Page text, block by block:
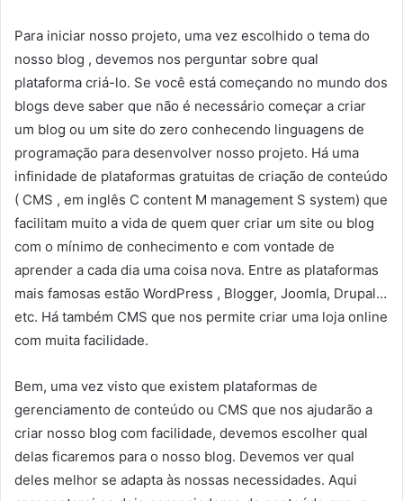
Para iniciar nosso projeto, uma vez escolhido o tema do
nosso blog , devemos nos perguntar sobre qual
plataforma criá-lo. Se você está começando no mundo dos
blogs deve saber que não é necessário começar a criar
um blog ou um site do zero conhecendo linguagens de
programação para desenvolver nosso projeto. Há uma
infinidade de plataformas gratuitas de criação de conteúdo
( CMS , em inglês C content M management S system) que
facilitam muito a vida de quem quer criar um site ou blog
com o mínimo de conhecimento e com vontade de
aprender a cada dia uma coisa nova. Entre as plataformas
mais famosas estão WordPress , Blogger, Joomla, Drupal…
etc. Há também CMS que nos permite criar uma loja online
com muita facilidade.
Bem, uma vez visto que existem plataformas de
gerenciamento de conteúdo ou CMS que nos ajudarão a
criar nosso blog com facilidade, devemos escolher qual
delas ficaremos para o nosso blog. Devemos ver qual
deles melhor se adapta às nossas necessidades. Aqui